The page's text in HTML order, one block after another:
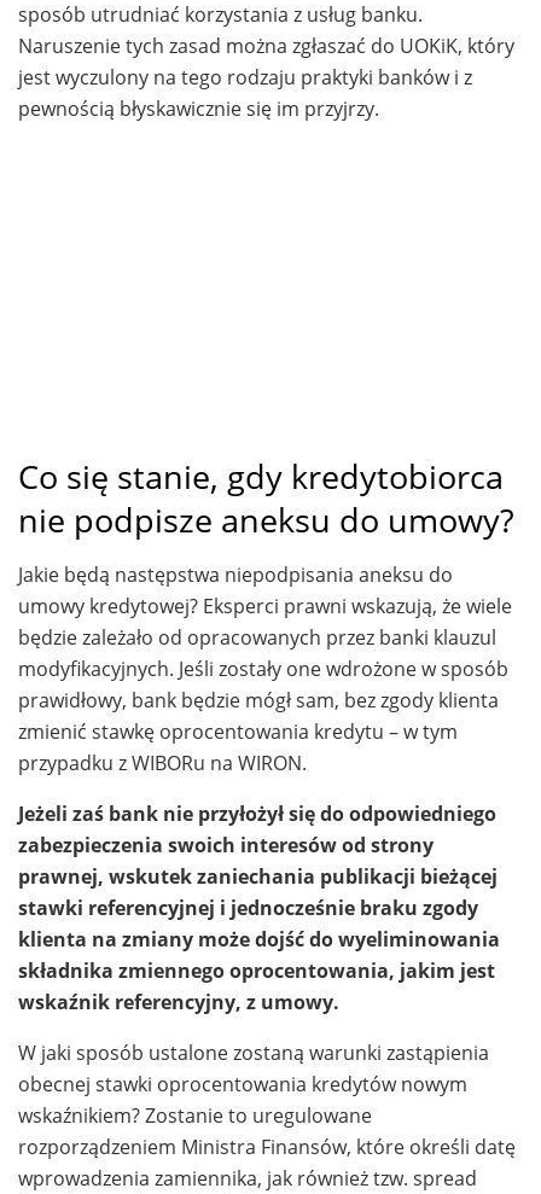
sposób utrudniać korzystania z usług banku.
Naruszenie tych zasad można zgłaszać do UOKiK, który
jest wyczulony na tego rodzaju praktyki banków i z
pewnością błyskawicznie się im przyjrzy.
Co się stanie, gdy kredytobiorca
nie podpisze aneksu do umowy?
Jakie będą następstwa niepodpisania aneksu do
umowy kredytowej? Eksperci prawni wskazują, że wiele
będzie zależało od opracowanych przez banki klauzul
modyfikacyjnych. Jeśli zostały one wdrożone w sposób
prawidłowy, bank będzie mógł sam, bez zgody klienta
zmienić stawkę oprocentowania kredytu – w tym
przypadku z WIBORu na WIRON.
Jeżeli zaś bank nie przyłożył się do odpowiedniego
zabezpieczenia swoich interesów od strony
prawnej, wskutek zaniechania publikacji bieżącej
stawki referencyjnej i jednocześnie braku zgody
klienta na zmiany może dojść do wyeliminowania
składnika zmiennego oprocentowania, jakim jest
wskaźnik referencyjny, z umowy.
W jaki sposób ustalone zostaną warunki zastąpienia
obecnej stawki oprocentowania kredytów nowym
wskaźnikiem? Zostanie to uregulowane
rozporządzeniem Ministra Finansów, które określi datę
wprowadzenia zamiennika, jak również tzw. spread